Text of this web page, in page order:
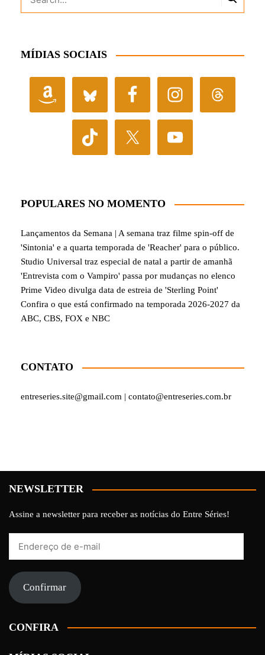
MÍDIAS SOCIAIS
POPULARES NO MOMENTO
Lançamentos da Semana | A semana traz filme spin-off de
'Sintonia' e a quarta temporada de 'Reacher' para o público.
Studio Universal traz especial de natal a partir de amanhã
'Entrevista com o Vampiro' passa por mudanças no elenco
Prime Video divulga data de estreia de 'Sterling Point'
Confira o que está confirmado na temporada 2026-2027 da
ABC, CBS, FOX e NBC
CONTATO
entreseries.site@gmail.com | contato@entreseries.com.br
NEWSLETTER
Assine a newsletter para receber as notícias do Entre Séries!
mail Confirmar
CONFIRA